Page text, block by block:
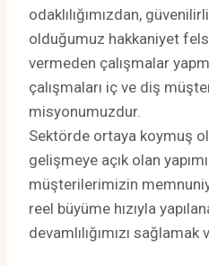
odaklılığımızdan,
olduğumuz hakkaniyet
vermeden çalışmalar
çalışmaları iç ve diş
misyonumuzdur.
Sektörde ortaya koymuş
gelişmeye açık olan
müşterilerimizin
reel büyüme hızıyla
devamlılığımızı